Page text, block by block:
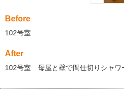
Before
102号室
After
102号室 母屋と壁で間仕切りシャワ